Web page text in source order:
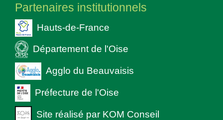
Partenaires institutionnels
Hauts-de-France
Département de l'Oise
Agglo du Beauvaisis
Préfecture de l'Oise
Site réalisé par KOM Conseil